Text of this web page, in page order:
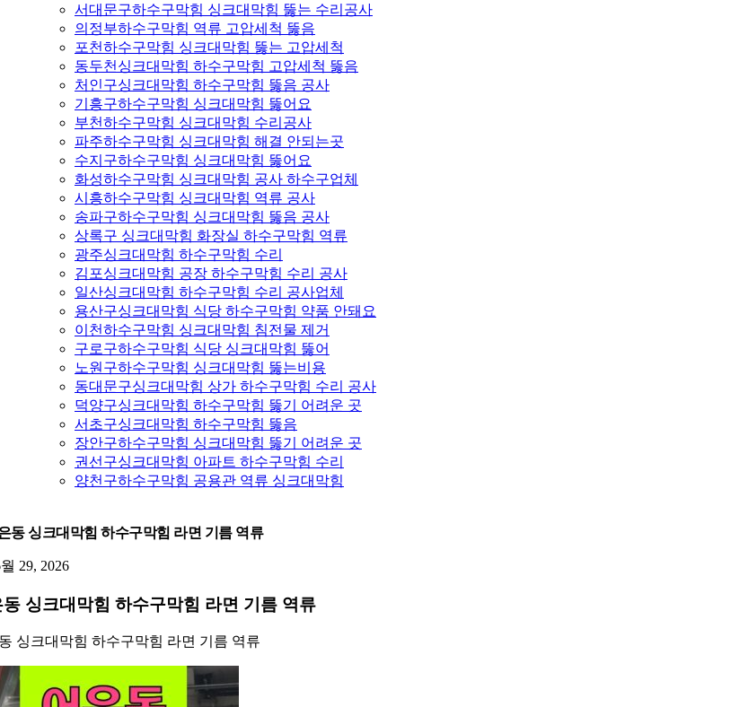
서대문구하수구막힘 싱크대막힘 뚫는 수리공사
의정부하수구막힘 역류 고압세척 뚫음
포천하수구막힘 싱크대막힘 뚫는 고압세척
동두천싱크대막힘 하수구막힘 고압세척 뚫음
처인구싱크대막힘 하수구막힘 뚫음 공사
기흥구하수구막힘 싱크대막힘 뚫어요
부천하수구막힘 싱크대막힘 수리공사
파주하수구막힘 싱크대막힘 해결 안되는곳
수지구하수구막힘 싱크대막힘 뚫어요
화성하수구막힘 싱크대막힘 공사 하수구업체
시흥하수구막힘 싱크대막힘 역류 공사
송파구하수구막힘 싱크대막힘 뚫음 공사
상록구 싱크대막힘 화장실 하수구막힘 역류
광주싱크대막힘 하수구막힘 수리
김포싱크대막힘 공장 하수구막힘 수리 공사
일산싱크대막힘 하수구막힘 수리 공사업체
용산구싱크대막힘 식당 하수구막힘 약품 안돼요
이천하수구막힘 싱크대막힘 침전물 제거
구로구하수구막힘 식당 싱크대막힘 뚫어
노원구하수구막힘 싱크대막힘 뚫는비용
동대문구싱크대막힘 상가 하수구막힘 수리 공사
덕양구싱크대막힘 하수구막힘 뚫기 어려운 곳
서초구싱크대막힘 하수구막힘 뚫음
장안구하수구막힘 싱크대막힘 뚫기 어려운 곳
권선구싱크대막힘 아파트 하수구막힘 수리
양천구하수구막힘 공용관 역류 싱크대막힘
동 싱크대막힘 하수구막힘 라면 기름 역류
29, 2026
싱크대막힘 하수구막힘 라면 기름 역류
싱크대막힘 하수구막힘 라면 기름 역류